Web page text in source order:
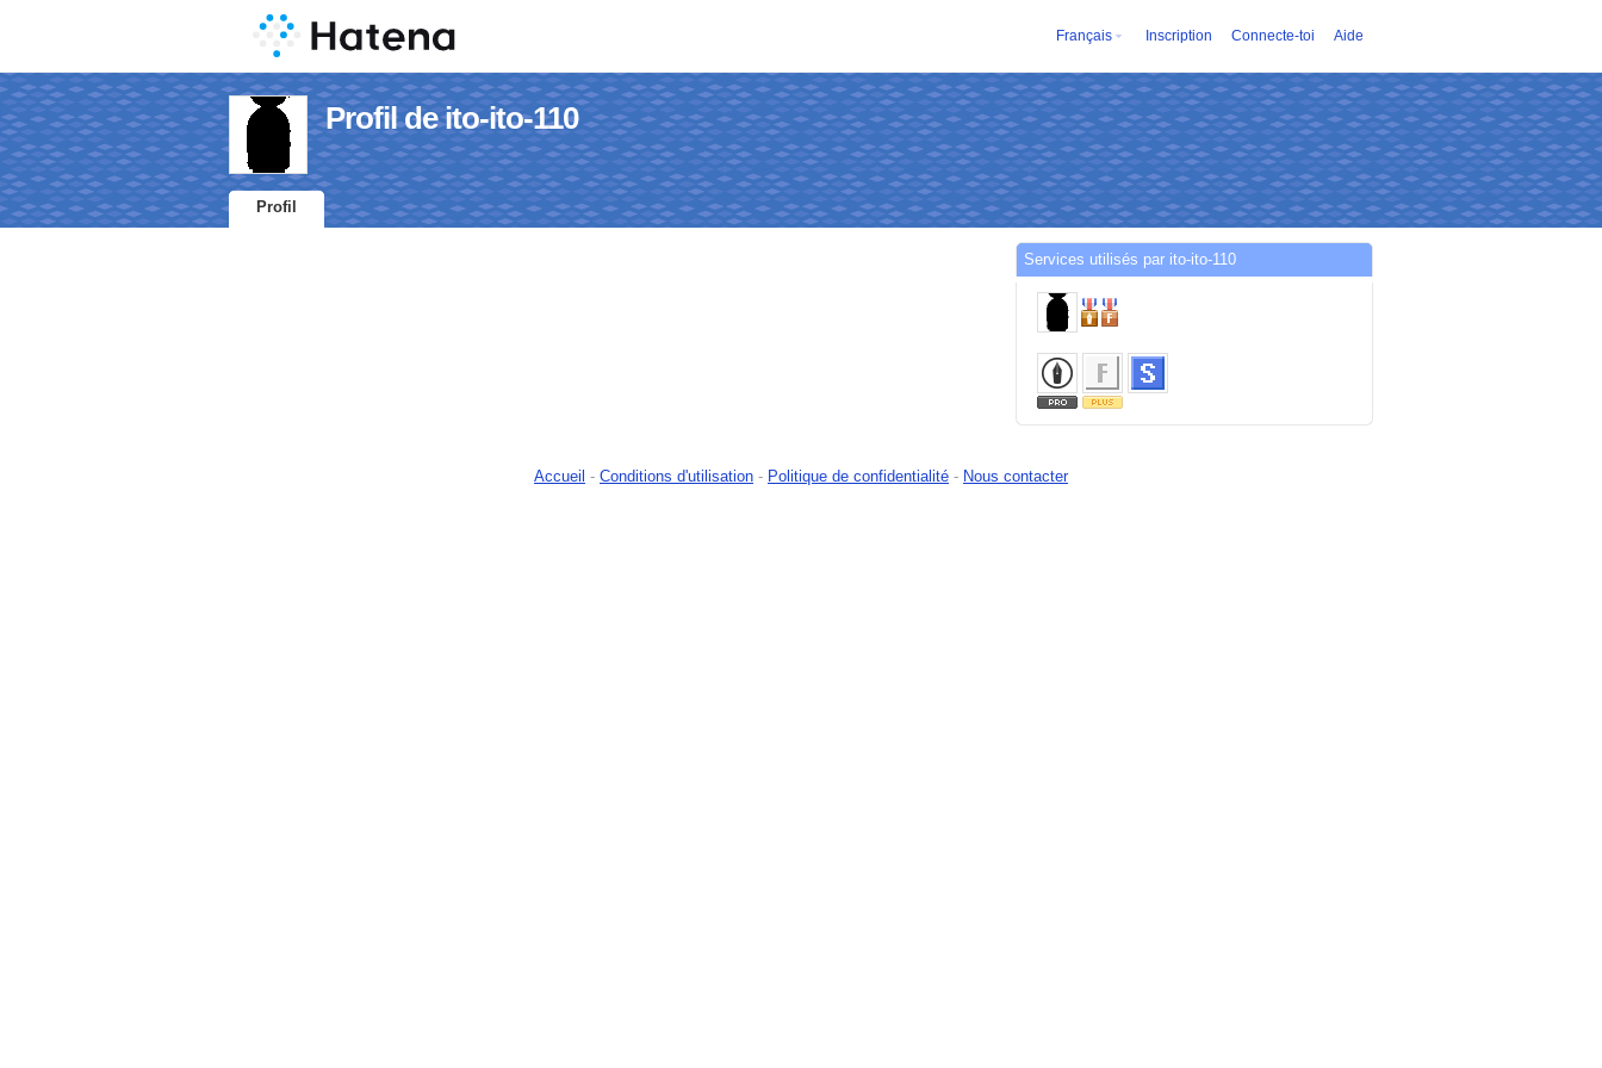
Français Inscription Connecte-toi Aide
Profil de ito-ito-110
Profil
Services utilisés par ito-ito-110
Accueil - Conditions d'utilisation - Politique de confidentialité - Nous contacter